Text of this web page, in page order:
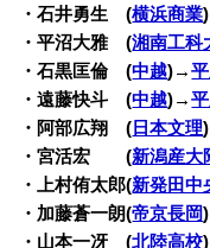
・石井勇生 (横浜商業
・平沼大雅 (湘南工科
・石黒匡倫 (中越)→
・遠藤快斗 (中越)→
・阿部広翔 ( 日本文理
・宮活宏 (新潟産大
・上村侑太郎(新発田中
・加藤蒼一朗(帝京長岡
・山本一冴 (北陸高校